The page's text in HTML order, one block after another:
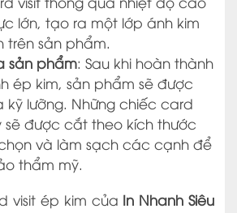
lớn, tạo ra một lớp ánh kim
trên sản phẩm.
sản phẩm: Sau khi hoàn thành
ép kim, sản phẩm sẽ được
kỹ lưỡng. Những chiếc card
sẽ được cắt theo kích thước
và làm sạch các cạnh để
thẩm mỹ.
visit ép kim của In Nhanh Siêu